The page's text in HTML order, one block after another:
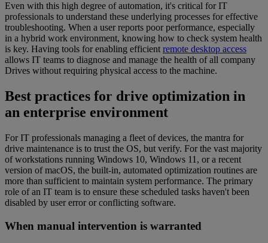
Even with this high degree of automation, it's critical for IT
professionals to understand these underlying processes for effective
troubleshooting. When a user reports poor performance, especially
in a hybrid work environment, knowing how to check system health
is key. Having tools for enabling efficient remote desktop access
allows IT teams to diagnose and manage the health of all company
Drives without requiring physical access to the machine.
Best practices for drive optimization in
an enterprise environment
For IT professionals managing a fleet of devices, the mantra for
drive maintenance is to trust the OS, but verify. For the vast majority
of workstations running Windows 10, Windows 11, or a recent
version of macOS, the built-in, automated optimization routines are
more than sufficient to maintain system performance. The primary
role of an IT team is to ensure these scheduled tasks haven't been
disabled by user error or conflicting software.
When manual intervention is warranted